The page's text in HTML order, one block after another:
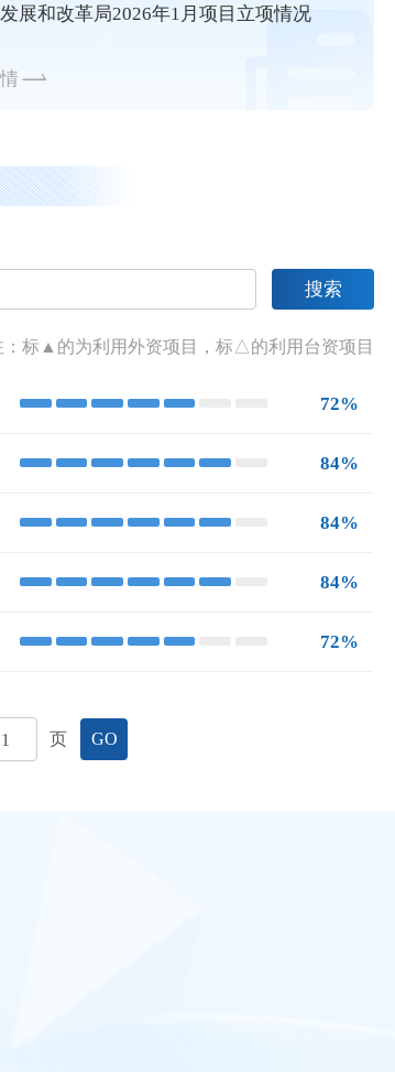
展和改革局2026年1月项目立项情况
搜索
：标▲的为利用外资项目，标△的利用台资项目
72%
84%
84%
84%
72%
页 GO